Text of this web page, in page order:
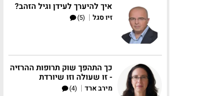
איך להיערך לעידן וגיל הזהב?
זיו סגל |
(5)
כך התהפך שוק תרופות ההרזיה
- זו שעולה וזו שיורדת
מירב ארד |
(4)